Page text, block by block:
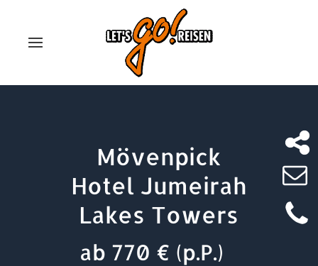
Mövenpick
Hotel Jumeirah
Lakes Towers
ab 770 € (p.P.)